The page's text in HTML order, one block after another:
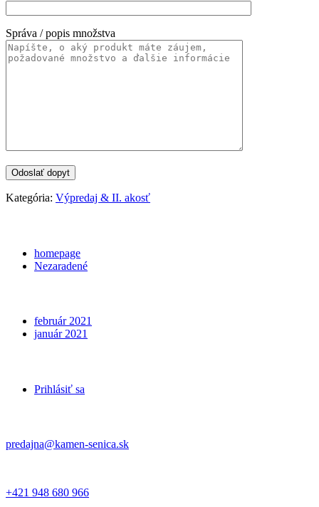
Správa / popis množstva
Kategória: Výpredaj & II. akosť
homepage
Nezaradené
február 2021
január 2021
Prihlásiť sa
predajna@kamen-senica.sk
+421 948 680 966